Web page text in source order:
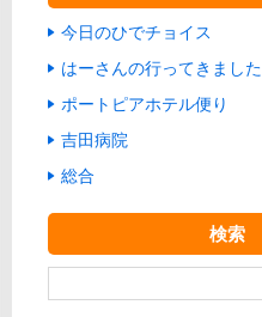
今日のひでチョイス
はーさんの行ってきました
ポートピアホテル便り
吉田病院
総合
検索